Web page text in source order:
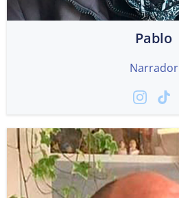
Pablo
Narrador